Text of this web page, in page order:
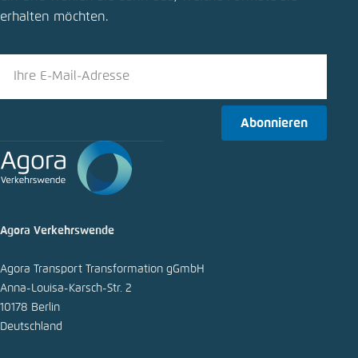
Schliessen
In die Zwischenablage kopieren
erhalten möchten.
Abonnieren
Agora Verkehrswende
Agora Transport Transformation gGmbH
Anna-Louisa-Karsch-Str. 2
10178 Berlin
Deutschland